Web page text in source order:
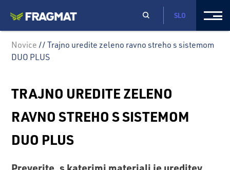
SLO
Novice // Trajno uredite zeleno ravno streho s sistemom
DUO PLUS
TRAJNO UREDITE ZELENO
RAVNO STREHO S SISTEMOM
DUO PLUS